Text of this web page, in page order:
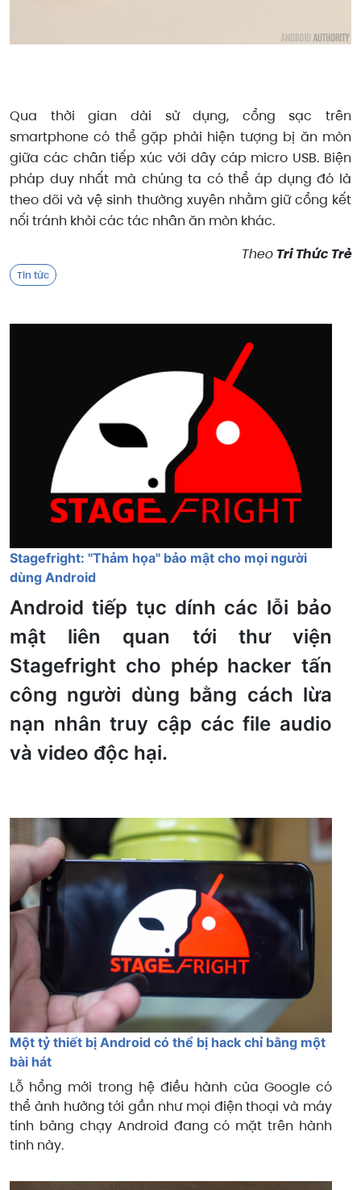
Qua thời gian dài sử dụng, cổng sạc trên
smartphone có thể gặp phải hiện tượng bị ăn mòn
giữa các chân tiếp xúc với dây cáp micro USB. Biện
pháp duy nhất mà chúng ta có thể áp dụng đó là
theo dõi và vệ sinh thường xuyên nhằm giữ cổng kết
nối tránh khỏi các tác nhân ăn mòn khác.
Theo Tri Thức Trẻ
Tin tức
Stagefright: ''Thảm họa'' bảo mật cho mọi người
dùng Android
Android tiếp tục dính các lỗi bảo
mật liên quan tới thư viện
Stagefright cho phép hacker tấn
công người dùng bằng cách lừa
nạn nhân truy cập các file audio
và video độc hại.
Một tỷ thiết bị Android có thể bị hack chỉ bằng một
bài hát
Lỗ hổng mới trong hệ điều hành của Google có
thể ảnh hưởng tới gần như mọi điện thoại và máy
tính bảng chạy Android đang có mặt trên hành
tinh này.